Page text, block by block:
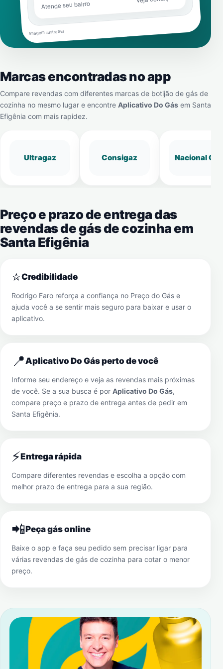
Atende seu bairro
Imagem ilustrativa
Marcas encontradas no app
Compare revendas com diferentes marcas de botijão de gás de
cozinha no mesmo lugar e encontre Aplicativo Do Gás em Santa
Efigênia com mais rapidez.
Ultragaz Consigaz Nacional Gás
Preço e prazo de entrega das
revendas de gás de cozinha em
Santa Efigênia
⭐Credibilidade
Rodrigo Faro reforça a confiança no Preço do Gás e
ajuda você a se sentir mais seguro para baixar e usar o
aplicativo.
📍Aplicativo Do Gás perto de você
Informe seu endereço e veja as revendas mais próximas
de você. Se a sua busca é por Aplicativo Do Gás,
compare preço e prazo de entrega antes de pedir em
Santa Efigênia.
⚡Entrega rápida
Compare diferentes revendas e escolha a opção com
melhor prazo de entrega para a sua região.
📲Peça gás online
Baixe o app e faça seu pedido sem precisar ligar para
várias revendas de gás de cozinha para cotar o menor
preço.